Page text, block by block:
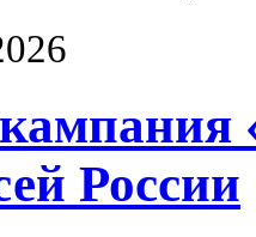
России